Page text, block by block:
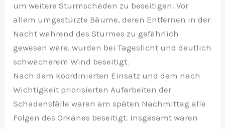
um weitere Sturmschäden zu beseitigen. Vor
allem umgestürzte Bäume, deren Entfernen in der
Nacht während des Sturmes zu gefährlich
gewesen wäre, wurden bei Tageslicht und deutlich
schwächerem Wind beseitigt.
Nach dem koordinierten Einsatz und dem nach
Wichtigkeit priorisierten Aufarbeiten der
Schadensfälle waren am späten Nachmittag alle
Folgen des Orkanes beseitigt. Insgesamt waren